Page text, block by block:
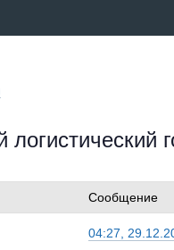
Сообщение
04:27,